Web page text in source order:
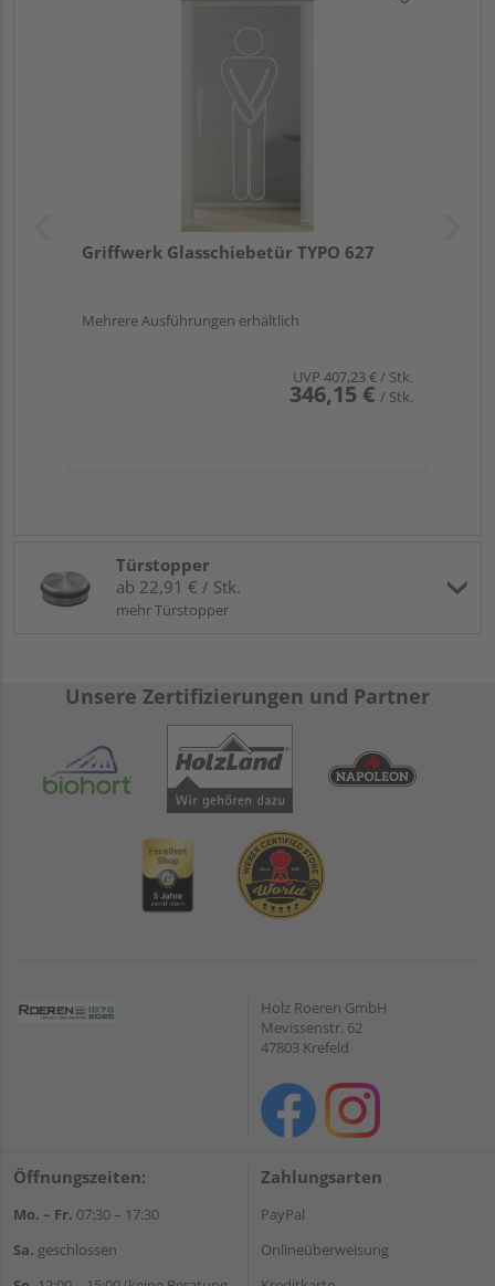
Griffwerk Glasschiebetür TYPO 627
Mehrere Ausführungen erhältlich
UVP 407,23 €/ Stk.
346,15 € / Stk.
Türstopper
ab 22,91 € / Stk.
mehr Türstopper
Unsere Zertifizierungen und Partner
Holz Roeren GmbH
Mevissenstr. 62
47803 Krefeld
Öffnungszeiten:
Mo. – Fr. 07:30 – 17:30
Sa. geschlossen
Zahlungsarten
PayPal
Onlineüberweisung